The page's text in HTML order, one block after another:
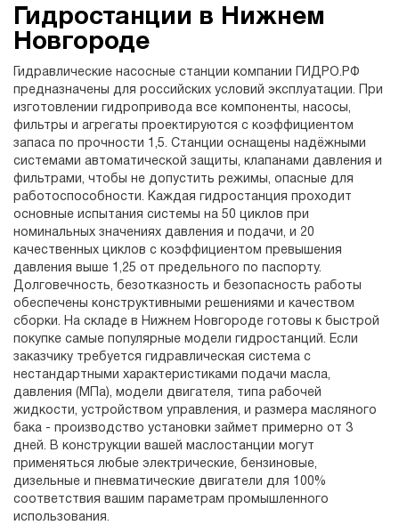
Гидростанции в Нижнем
Новгороде
Гидравлические насосные станции компании ГИДРО.РФ
предназначены для российских условий эксплуатации. При
изготовлении гидропривода все компоненты, насосы,
фильтры и агрегаты проектируются с коэффициентом
запаса по прочности 1,5. Станции оснащены надёжными
системами автоматической защиты, клапанами давления и
фильтрами, чтобы не допустить режимы, опасные для
работоспособности. Каждая гидростанция проходит
основные испытания системы на 50 циклов при
номинальных значениях давления и подачи, и 20
качественных циклов с коэффициентом превышения
давления выше 1,25 от предельного по паспорту.
Долговечность, безотказность и безопасность работы
обеспечены конструктивными решениями и качеством
сборки. На складе в Нижнем Новгороде готовы к быстрой
покупке самые популярные модели гидростанций. Если
заказчику требуется гидравлическая система с
нестандартными характеристиками подачи масла,
давления (МПа), модели двигателя, типа рабочей
жидкости, устройством управления, и размера масляного
бака - производство установки займет примерно от 3
дней. В конструкции вашей маслостанции могут
применяться любые электрические, бензиновые,
дизельные и пневматические двигатели для 100%
соответствия вашим параметрам промышленного
использования.